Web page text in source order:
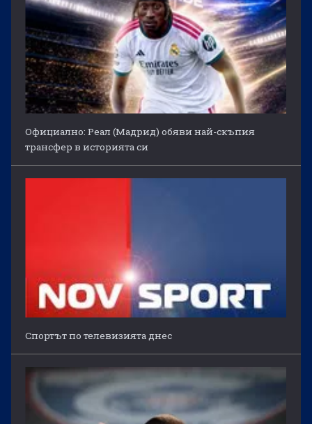
Официално: Реал (Мадрид) обяви най-скъпия
трансфер в историята си
Спортът по телевизията днес